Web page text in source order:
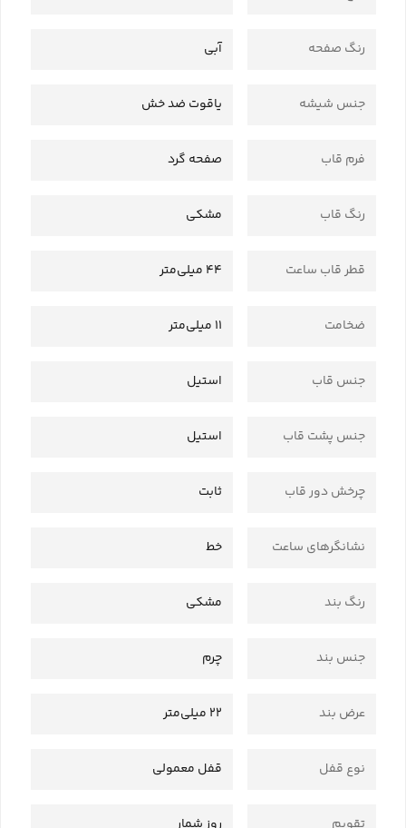
رنگ صفحه آبی
جنس شیشه یاقوت ضد خش
فرم قاب صفحه گرد
رنگ قاب مشکی
قطر قاب ساعت 44 میلی‌متر
ضخامت 11 میلی‌متر
جنس قاب استیل
جنس پشت قاب استیل
چرخش دور قاب ثابت
نشانگرهای ساعت خط
رنگ بند مشکی
جنس بند چرم
عرض بند 22 میلی‌متر
نوع قفل قفل معمولی